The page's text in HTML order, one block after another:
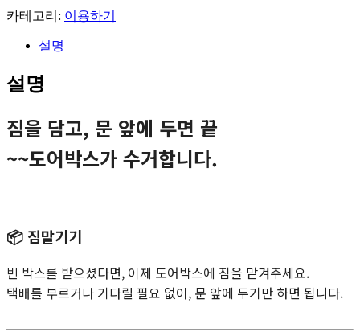
(배
송
비)-
독
중
경
이
카테고리: 이용하기
설명
설명
짐을 담고, 문 앞에 두면 끝
~~도어박스가 수거합니다.
📦 짐맡기기
빈 박스를 받으셨다면, 이제 도어박스에 짐을 맡겨주세요.
택배를 부르거나 기다릴 필요 없이, 문 앞에 두기만 하면 됩니다.